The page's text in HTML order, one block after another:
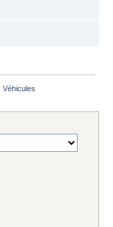
Véhicules